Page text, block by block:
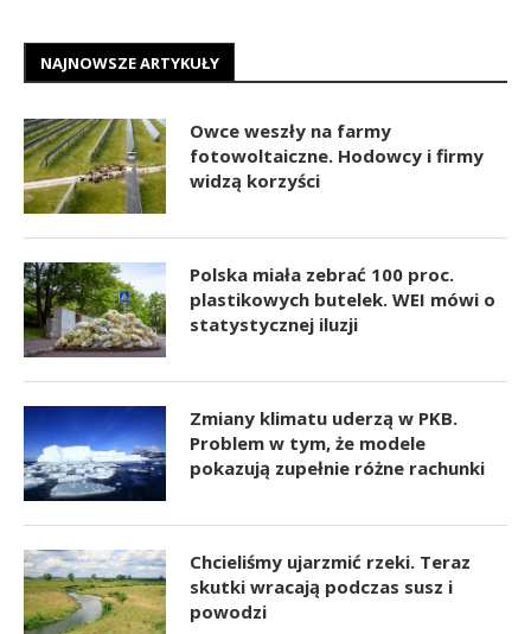
NAJNOWSZE ARTYKUŁY
Owce weszły na farmy
fotowoltaiczne. Hodowcy i firmy
widzą korzyści
Polska miała zebrać 100 proc.
plastikowych butelek. WEI mówi o
statystycznej iluzji
Zmiany klimatu uderzą w PKB.
Problem w tym, że modele
pokazują zupełnie różne rachunki
Chcieliśmy ujarzmić rzeki. Teraz
skutki wracają podczas susz i
powodzi